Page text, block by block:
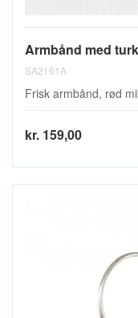
Armbånd med
SA2161A
Frisk armbånd, rød
kr. 159,00